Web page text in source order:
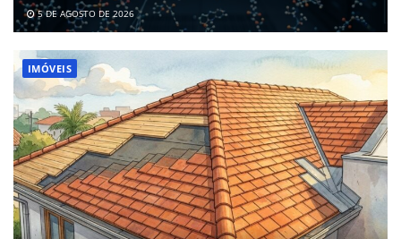
5 DE AGOSTO DE 2026
IMÓVEIS